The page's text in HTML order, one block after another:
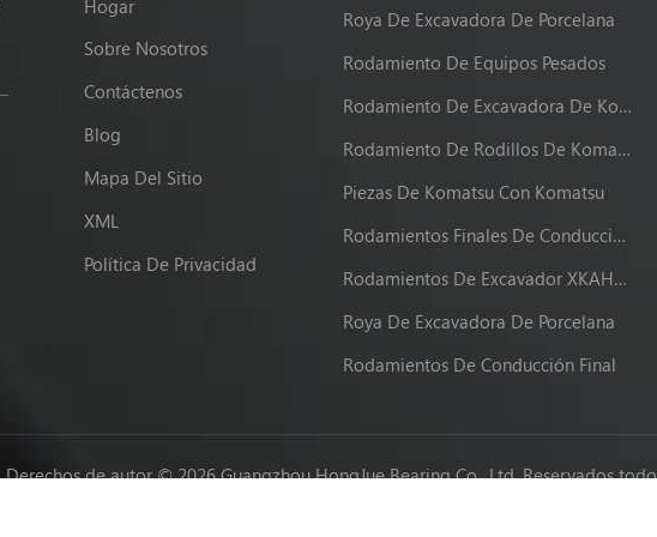
Hogar
Sobre Nosotros
Contáctenos
Blog
Mapa Del Sitio
XML
Política De Privacidad
Roya De Excavadora De Porcelana
Rodamiento De Equipos Pesados
Rodamiento De Excavadora De Komatsu
Rodamiento De Rodillos De Komatsu
Piezas De Komatsu Con Komatsu
Rodamientos Finales De Conducción XKAH-00340
Rodamientos De Excavador XKAH-00340
Roya De Excavadora De Porcelana
Rodamientos De Conducción Final
Derechos de autor © 2026 Guangzhou HongJue Bearing Co., Ltd. Reservados